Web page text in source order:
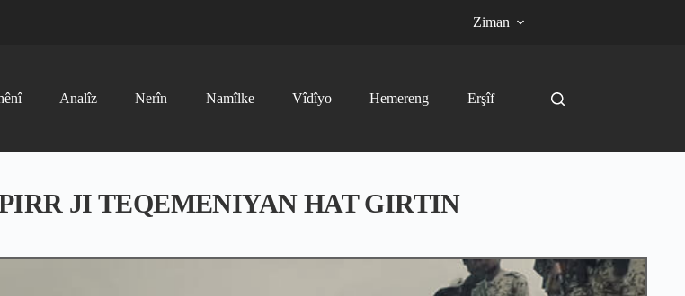
Ziman
Analîz Nerîn Namîlke Vîdîyo Hemereng Erşîf
JI TEQEMENIYAN HAT GIRTIN